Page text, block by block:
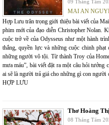
09 Tháng Tám
MAI AN
Hợp Lưu trân trọng giới thiệu bài viết của
phim mới của đạo diễn Christopher Nolan.
cuộc trở về của Odysseus như một hành
thắng, quyền lực và những cuộc chinh
những người vô tội. Từ thành Troy của
mưa máu”, bài viết đặt ra một câu hỏi tưởng
ai sẽ là người trả giá cho những gì con
HỢP LƯU
Thơ Hoàng
08 Tháng Tám